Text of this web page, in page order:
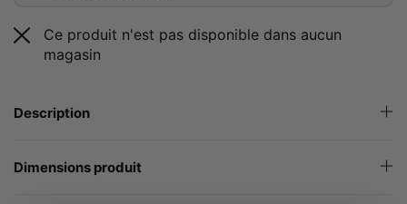
Ce produit n'est pas disponible dans aucun
magasin
Description
Dimensions produit